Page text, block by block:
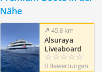
Nähe
45.8 km
Alsuraya
Liveaboard
0 Bewertungen